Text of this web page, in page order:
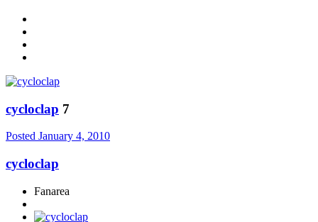
cycloclap 7
Posted January 4, 2010
cycloclap
Fanarea